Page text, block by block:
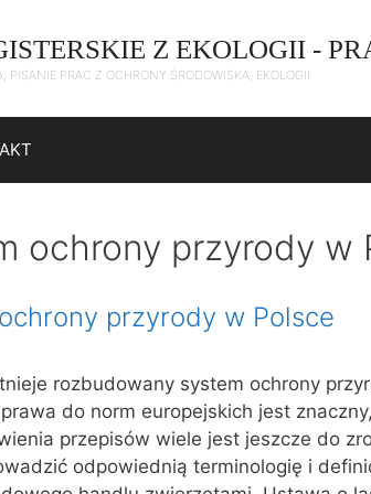
Z EKOLOGII -
PISANIE PRAC Z OCHRONY ŚRODOWISKA, EKOLOGII
ochrony przyrody w
przyrody w Polsce
rozbudowany system ochrony
do norm europejskich jest
przepisów wiele jest jeszcze do
odpowiednią terminologię i